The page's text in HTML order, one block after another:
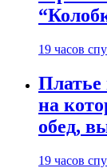
19 часов
Платье
на
обед,
19 часов